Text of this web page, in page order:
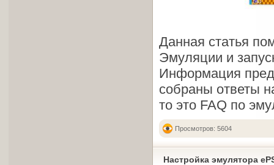
Данная статья
Эмуляции и
Информация
собраны ответы
то это FAQ по
Просмотров: 5604
Настройка эмулятора